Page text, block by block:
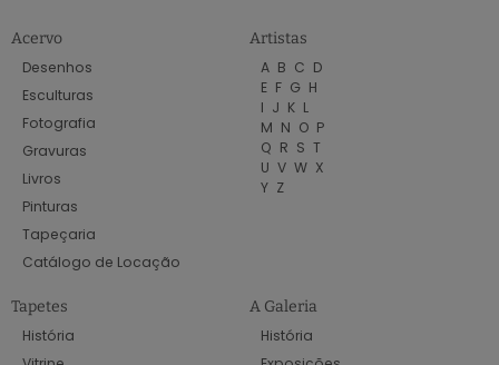
Acervo
Desenhos
Esculturas
Fotografia
Gravuras
Livros
Pinturas
Tapeçaria
Catálogo de Locação
Artistas
A B C D
E F G H
I J K L
M N O P
Q R S T
U V W X
Y Z
Tapetes
História
A Galeria
História